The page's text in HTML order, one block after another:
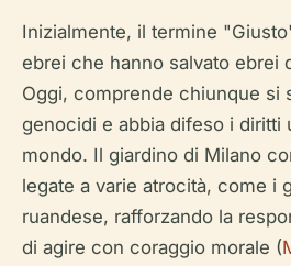
Inizialmente, il termine
ebrei che hanno salvato ebrei
Oggi, comprende chiunque si
genocidi e abbia difeso i diritti
mondo. Il giardino di Milano
legate a varie atrocità, come i
ruandese, rafforzando la
di agire con coraggio morale (